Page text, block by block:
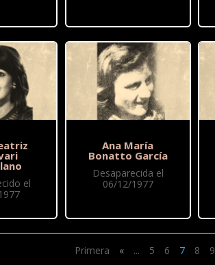
el
Ana María
Bonatto García
Desaparecida el
06/12/1977
Primera « ... 5 6 7 8 9